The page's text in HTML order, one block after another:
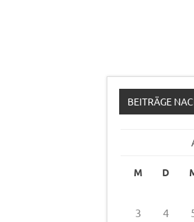
BEITRÄGE
M D
3
4